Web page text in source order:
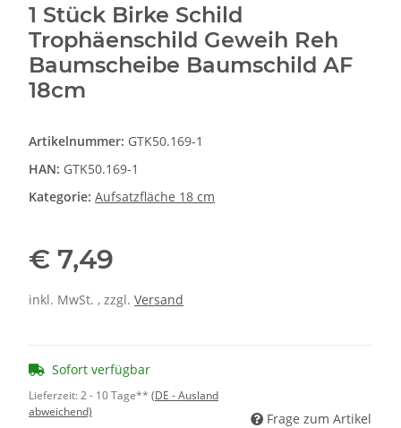
1 Stück Birke Schild
Trophäenschild Geweih Reh
Baumscheibe Baumschild AF
18cm
Artikelnummer: GTK50.169-1
HAN: GTK50.169-1
Kategorie: Aufsatzfläche 18 cm
€ 7,49
inkl. MwSt. , zzgl. Versand
Sofort verfügbar
Lieferzeit:2 - 10 Tage** (DE - Ausland
abweichend)
Frage zum Artikel